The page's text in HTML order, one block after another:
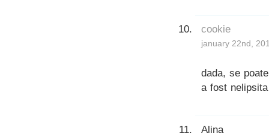
cookie
january 22nd,
dada, se
a fost
Alina